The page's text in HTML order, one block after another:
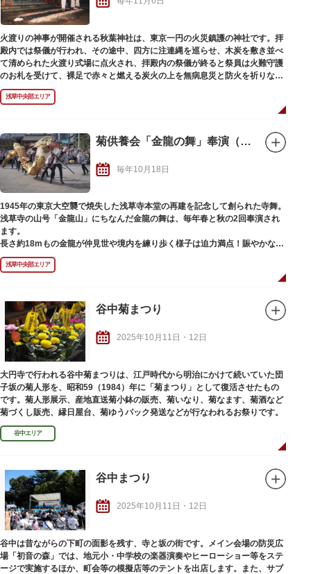
よばれる神様の御分霊で、開運・商売繁昌のお守りとして主に商売をする人
たちが買い求めていましたが、最近では、恋愛成就や家内安全、健康などの
願いが叶う熊手もあり、若い人たちも楽しめる市として、さらに賑わいを見
せています。
火渡りの神事が開催される秋葉神社は、東京一円の火災鎮護の神社です。拝
殿内では祭儀が行われ、その途中、四方に注連縄を巡らせ、木炭を敷き並べ
て清められた火渡り式場に点火され、拝殿内の祭儀が終ると祭員は火難守護
のお札を受けて、裸足で赤々と燃える炭火の上を無病息災と防火を祈りなが
ら渡ります。
浅草中央部エリア
菊供養会「金龍の舞」奉演（秋）
毎年10月18日
1945年の東京大空襲で焼失した浅草寺本堂の再建を記念して創られた寺舞。
浅草寺の山号「金龍山」にちなんだ金龍の舞は、毎年春と秋の2回奉演され
ます。
長さ約18mもの金龍が仲見世や境内を練り歩く様子は迫力満点！賑やかなお
囃子とともに、勇ましく、力強く、まるで生きているかのように華やかな舞
が繰り広げられます。行列の先頭を歩くのは、観音様を象徴する「蓮華珠
（れんげしゅ）」。蓮華珠を守護する88kgの金龍を、8人で自在に操る巧み
浅草中央部エリア
谷中菊まつり
2025年10月11日・12日
大円寺で行われる谷中菊まつりは、江戸時代から明治にかけて続いていた団
子坂の菊人形を、昭和59（1984）年に「菊まつり」として復活させたもの
です。菊人形展示、産地直送菊小鉢の販売、菊いなり、菊なます、菊酒など
菊づくし販売、縁日屋台、菊ゆうパック発送などが行なわれるお祭りです。
谷中エリア
谷中まつり
2025年10月11日・12日
谷中は昔ながらの下町の面影を残す、寺と坂の街です。メイン会場の防災広
場「初音の森」では、地元小・中学校の楽器演奏やヒーローショー等をステ
ージで実施するほか、町会等の模擬店等のテントを出店します。また、サブ